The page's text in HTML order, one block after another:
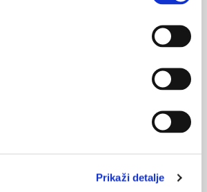
Prikaži detalje